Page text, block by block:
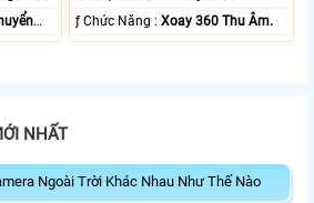
️ƒ Chức Năng :Xoay 360 Thu Âm.
NHẤT
Ngoài Trời Khác Nhau Như Thế Nào